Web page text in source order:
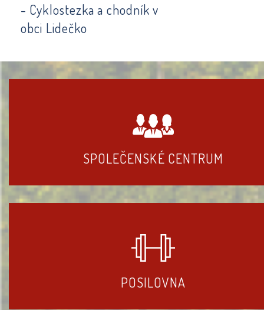
- Cyklostezka a chodník v
obci Lidečko
SPOLEČENSKÉ CENTRUM
POSILOVNA